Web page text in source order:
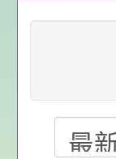
樂
列
甄
校
轉
辦
前
置
公
施
轉
減
桃